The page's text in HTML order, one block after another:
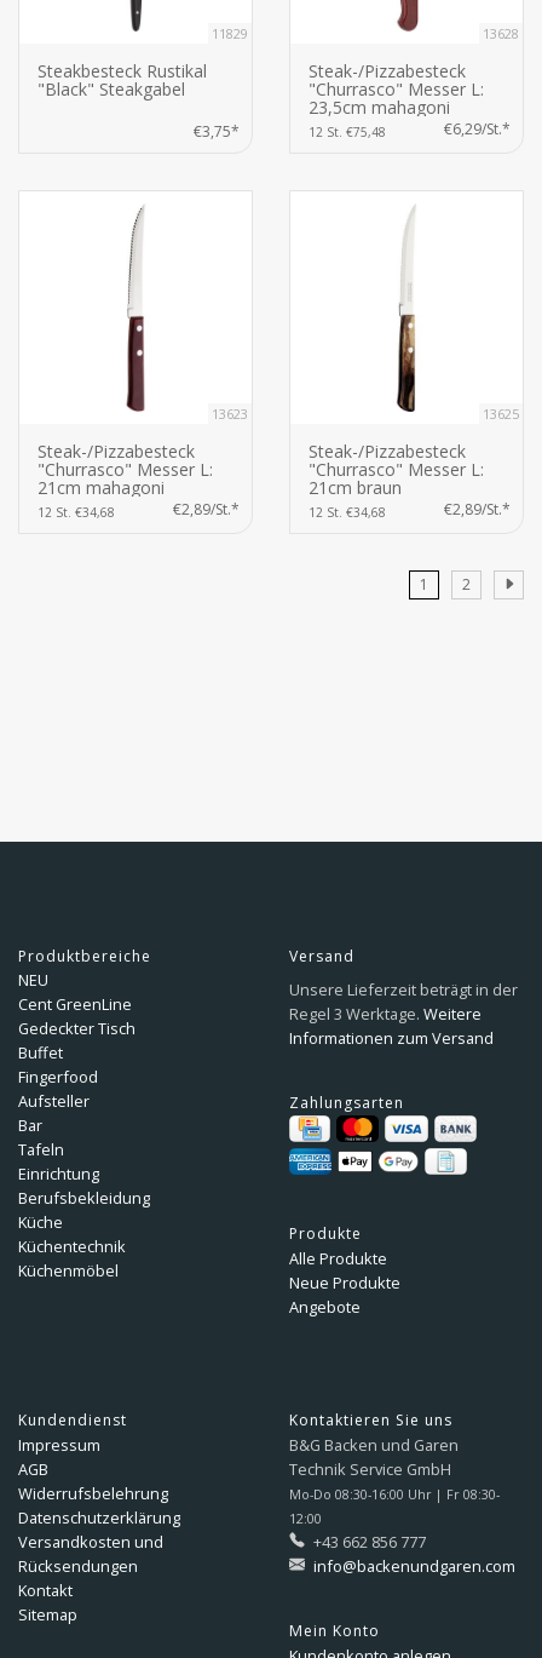
11829
Steakbesteck Rustikal
"Black" Steakgabel
€3,75*
13628
Steak-/Pizzabesteck
"Churrasco" Messer L:
23,5cm mahagoni
12 St. €75,48 €6,29/St.*
13623
Steak-/Pizzabesteck
"Churrasco" Messer L:
21cm mahagoni
12 St. €34,68 €2,89/St.*
13625
Steak-/Pizzabesteck
"Churrasco" Messer L:
21cm braun
12 St. €34,68 €2,89/St.*
1 2
Produktbereiche
NEU
Cent GreenLine
Gedeckter Tisch
Buffet
Fingerfood
Aufsteller
Bar
Tafeln
Einrichtung
Berufsbekleidung
Küche
Küchentechnik
Küchenmöbel
Versand
Unsere Lieferzeit beträgt in der
Regel 3 Werktage. Weitere
Informationen zum Versand
Zahlungsarten
Produkte
Alle Produkte
Neue Produkte
Angebote
Kundendienst
Impressum
AGB
Widerrufsbelehrung
Datenschutzerklärung
Versandkosten und
Rücksendungen
Kontakt
Sitemap
Kontaktieren Sie uns
B&G Backen und Garen
Technik Service GmbH
Mo-Do 08:30-16:00 Uhr | Fr 08:30-
12:00
+43 662 856 777
info@backenundgaren.com
Mein Konto